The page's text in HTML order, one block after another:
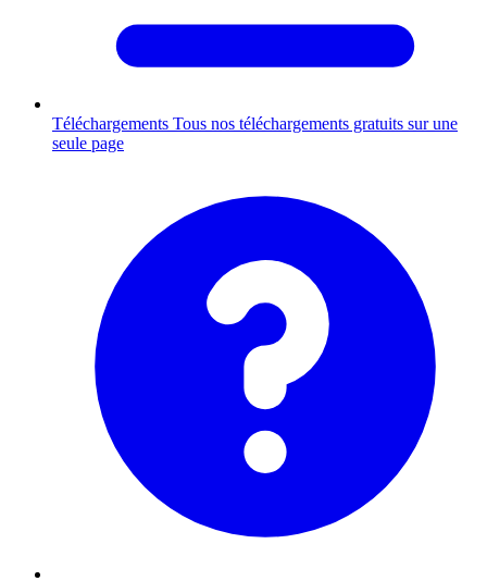
Téléchargements Tous nos téléchargements gratuits sur une
seule page